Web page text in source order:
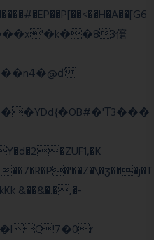
3僒
&��&�.�,�-
C!7�0r